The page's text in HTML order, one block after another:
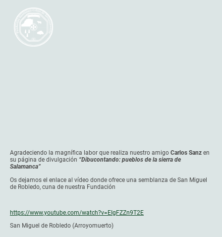
Agradeciendo la magnífica labor que realiza nuestro amigo Carlos Sanz en
su página de divulgación “Dibucontando: pueblos de la sierra de
Salamanca”
Os dejamos el enlace al vídeo donde ofrece una semblanza de San Miguel
de Robledo, cuna de nuestra Fundación
https://www.youtube.com/watch?v=EIgFZZn9T2E
San Miguel de Robledo (Arroyomuerto)